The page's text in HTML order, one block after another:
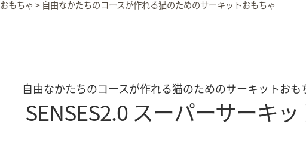
おもちゃ > 自由なかたちのコースが作れる猫のためのサーキットおもちゃ
自由なかたちのコースが作れる猫のためのサーキットおも
SENSES2.0 スーパーサーキッ